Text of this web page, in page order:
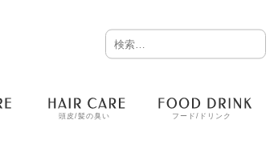
頭皮/髪の臭い フード/ドリンク